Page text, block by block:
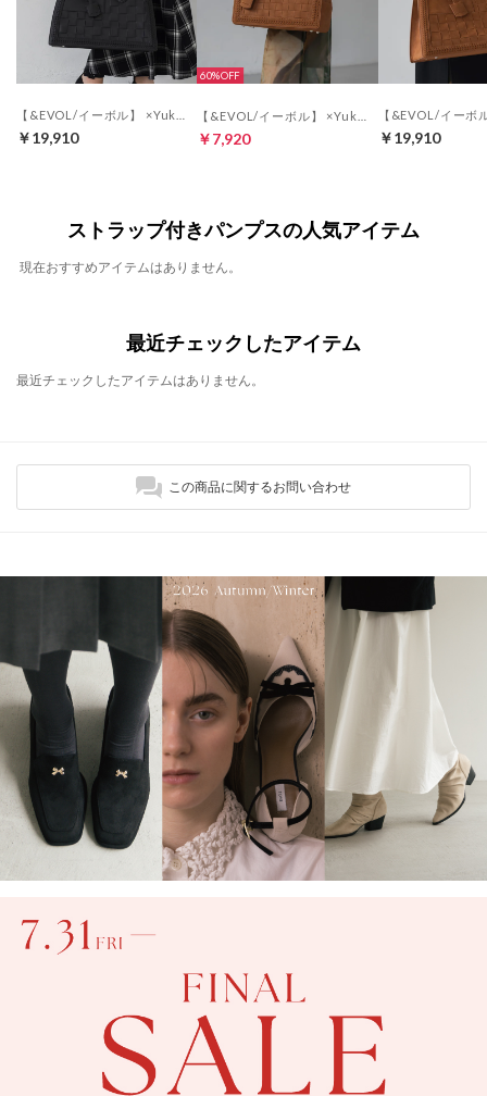
￥19,910
60%
￥7,920 ￥19,910
ストラップ付きパンプスの人気アイテム
現在おすすめアイテムはありません。
最近チェックしたアイテム
最近チェックしたアイテムはありません。
この商品に関するお問い合わせ